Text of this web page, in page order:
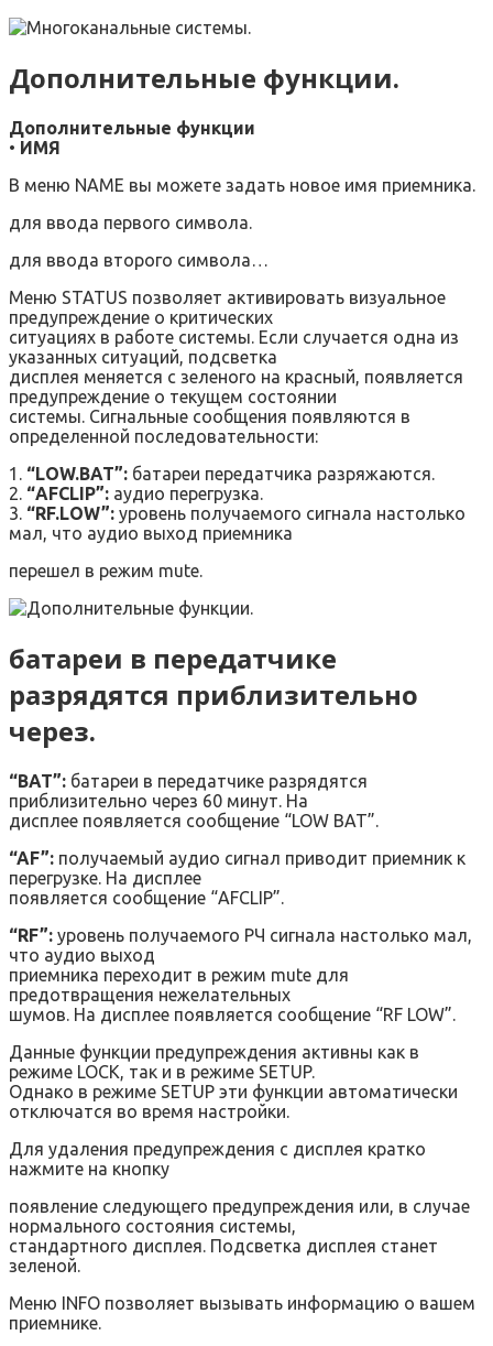
Дополнительные функции.
Дополнительные функции
• ИМЯ
В меню NAME вы можете задать новое имя приемника.
для ввода первого символа.
для ввода второго символа…
Меню STATUS позволяет активировать визуальное
предупреждение о критических
ситуациях в работе системы. Если случается одна из
указанных ситуаций, подсветка
дисплея меняется с зеленого на красный, появляется
предупреждение о текущем состоянии
системы. Сигнальные сообщения появляются в
определенной последовательности:
1. “LOW.BAT”: батареи передатчика разряжаются.
2. “AFCLIP”: аудио перегрузка.
3. “RF.LOW”: уровень получаемого сигнала настолько
мал, что аудио выход приемника
перешел в режим mute.
батареи в передатчике
разрядятся приблизительно
через.
“BAT”: батареи в передатчике разрядятся
приблизительно через 60 минут. На
дисплее появляется сообщение “LOW BAT”.
“AF”: получаемый аудио сигнал приводит приемник к
перегрузке. На дисплее
появляется сообщение “AFCLIP”.
“RF”: уровень получаемого РЧ сигнала настолько мал,
что аудио выход
приемника переходит в режим mute для
предотвращения нежелательных
шумов. На дисплее появляется сообщение “RF LOW”.
Данные функции предупреждения активны как в
режиме LOCK, так и в режиме SETUP.
Однако в режиме SETUP эти функции автоматически
отключатся во время настройки.
Для удаления предупреждения с дисплея кратко
нажмите на кнопку
появление следующего предупреждения или, в случае
нормального состояния системы,
стандартного дисплея. Подсветка дисплея станет
зеленой.
Меню INFO позволяет вызывать информацию о вашем
приемнике.